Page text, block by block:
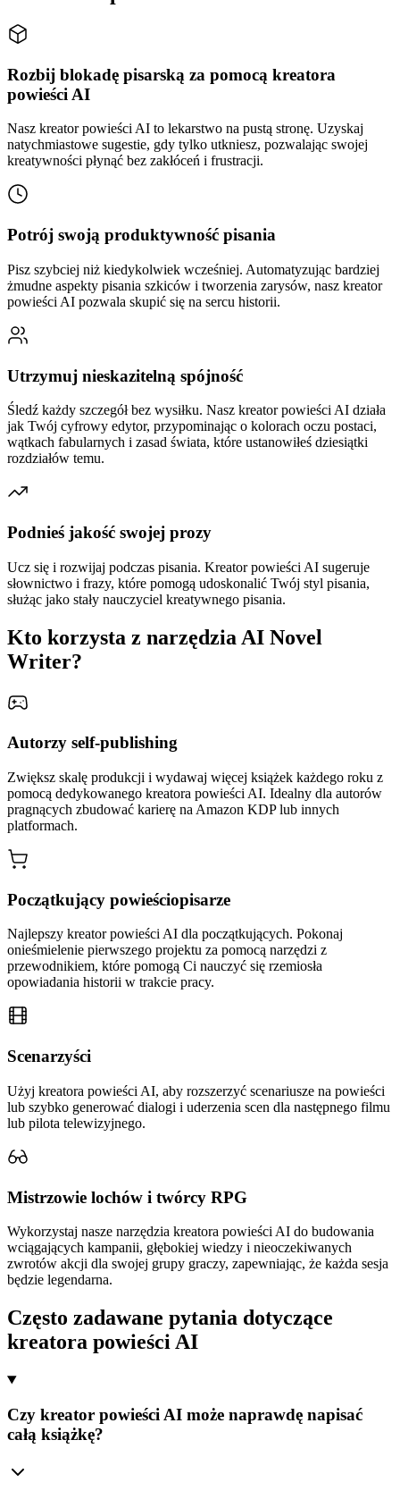
Rozbij blokadę pisarską za pomocą kreatora
powieści AI
Nasz kreator powieści AI to lekarstwo na pustą stronę. Uzyskaj
natychmiastowe sugestie, gdy tylko utkniesz, pozwalając swojej
kreatywności płynąć bez zakłóceń i frustracji.
Potrój swoją produktywność pisania
Pisz szybciej niż kiedykolwiek wcześniej. Automatyzując bardziej
żmudne aspekty pisania szkiców i tworzenia zarysów, nasz kreator
powieści AI pozwala skupić się na sercu historii.
Utrzymuj nieskazitelną spójność
Śledź każdy szczegół bez wysiłku. Nasz kreator powieści AI działa
jak Twój cyfrowy edytor, przypominając o kolorach oczu postaci,
wątkach fabularnych i zasad świata, które ustanowiłeś dziesiątki
rozdziałów temu.
Podnieś jakość swojej prozy
Ucz się i rozwijaj podczas pisania. Kreator powieści AI sugeruje
słownictwo i frazy, które pomogą udoskonalić Twój styl pisania,
służąc jako stały nauczyciel kreatywnego pisania.
Kto korzysta z narzędzia AI Novel
Writer?
Autorzy self-publishing
Zwiększ skalę produkcji i wydawaj więcej książek każdego roku z
pomocą dedykowanego kreatora powieści AI. Idealny dla autorów
pragnących zbudować karierę na Amazon KDP lub innych
platformach.
Początkujący powieściopisarze
Najlepszy kreator powieści AI dla początkujących. Pokonaj
onieśmielenie pierwszego projektu za pomocą narzędzi z
przewodnikiem, które pomogą Ci nauczyć się rzemiosła
opowiadania historii w trakcie pracy.
Scenarzyści
Użyj kreatora powieści AI, aby rozszerzyć scenariusze na powieści
lub szybko generować dialogi i uderzenia scen dla następnego filmu
lub pilota telewizyjnego.
Mistrzowie lochów i twórcy RPG
Wykorzystaj nasze narzędzia kreatora powieści AI do budowania
wciągających kampanii, głębokiej wiedzy i nieoczekiwanych
zwrotów akcji dla swojej grupy graczy, zapewniając, że każda sesja
będzie legendarna.
Często zadawane pytania dotyczące
kreatora powieści AI
Czy kreator powieści AI może naprawdę napisać
całą książkę?